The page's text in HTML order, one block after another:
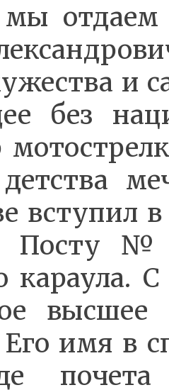
мы отдаем
и
без
вступил
Посту
караула.
высшее
имя в